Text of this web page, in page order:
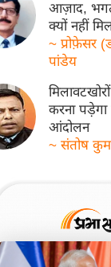
आज़ाद,
क्यों नहीं
~ प्रोफ़ेसर
पांडेय
करना पड़ेगा
आंदोलन
~ संतोष